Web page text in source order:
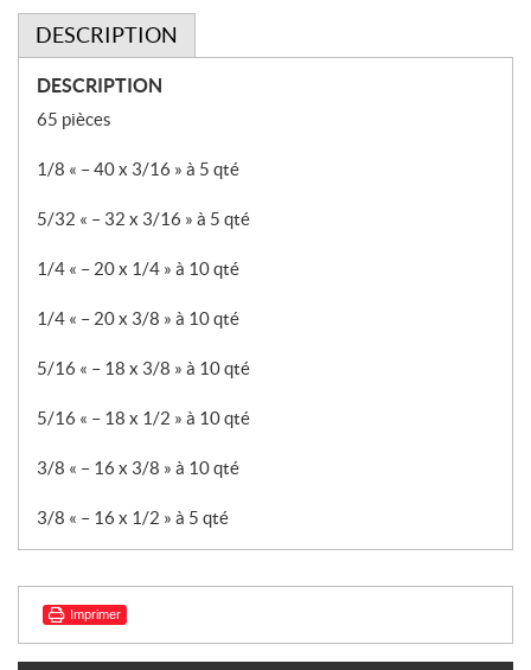
pression
tête
STD
(CNH700306)
DESCRIPTION
DESCRIPTION
65 pièces
1/8 « – 40 x 3/16 » à 5 qté
5/32 « – 32 x 3/16 » à 5 qté
1/4 « – 20 x 1/4 » à 10 qté
1/4 « – 20 x 3/8 » à 10 qté
5/16 « – 18 x 3/8 » à 10 qté
5/16 « – 18 x 1/2 » à 10 qté
3/8 « – 16 x 3/8 » à 10 qté
3/8 « – 16 x 1/2 » à 5 qté
Imprimer